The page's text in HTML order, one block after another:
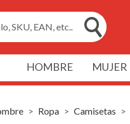
SKU, EAN, etc..
HOMBRE MUJER
Ropa Camisetas